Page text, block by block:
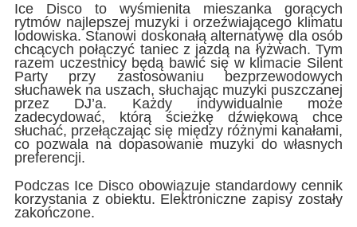
Ice Disco to wyśmienita mieszanka gorących
rytmów najlepszej muzyki i orzeźwiającego klimatu
lodowiska. Stanowi doskonałą alternatywę dla osób
chcących połączyć taniec z jazdą na łyżwach. Tym
razem uczestnicy będą bawić się w klimacie Silent
Party przy zastosowaniu bezprzewodowych
słuchawek na uszach, słuchając muzyki puszczanej
przez DJ’a. Każdy indywidualnie może
zadecydować, którą ścieżkę dźwiękową chce
słuchać, przełączając się między różnymi kanałami,
co pozwala na dopasowanie muzyki do własnych
preferencji.
Podczas Ice Disco obowiązuje standardowy cennik
korzystania z obiektu. Elektroniczne zapisy zostały
zakończone.